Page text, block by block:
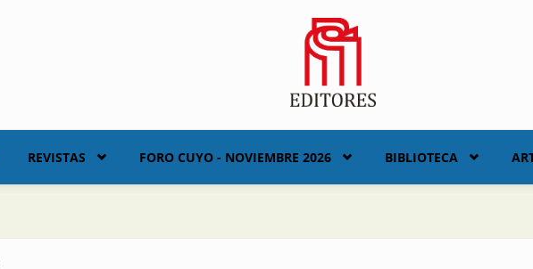
REVISTAS FORO CUYO - NOVIEMBRE 2026 BIBLIOTECA